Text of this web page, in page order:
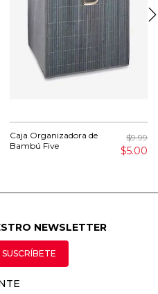
Caja Organizadora de
Bambú Five
$9.99
$5.00
NEWSLETTER
SUSCRÍBETE